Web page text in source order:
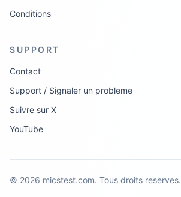
Conditions
SUPPORT
Contact
Support / Signaler un probleme
Suivre sur X
YouTube
© 2026 micstest.com. Tous droits reserves.